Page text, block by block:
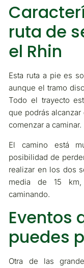
ruta de
el Rhin
Esta ruta a pie es
aunque el tramo
Todo el trayecto
que podrás
comenzar a caminar.
El camino está
posibilidad de
realizar en los dos
media de 15
caminando.
Eventos
puedes
Otra de las